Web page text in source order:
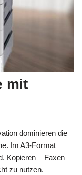
mit
dominieren die
Im A3-Format
Kopieren – Faxen –
zu nutzen.